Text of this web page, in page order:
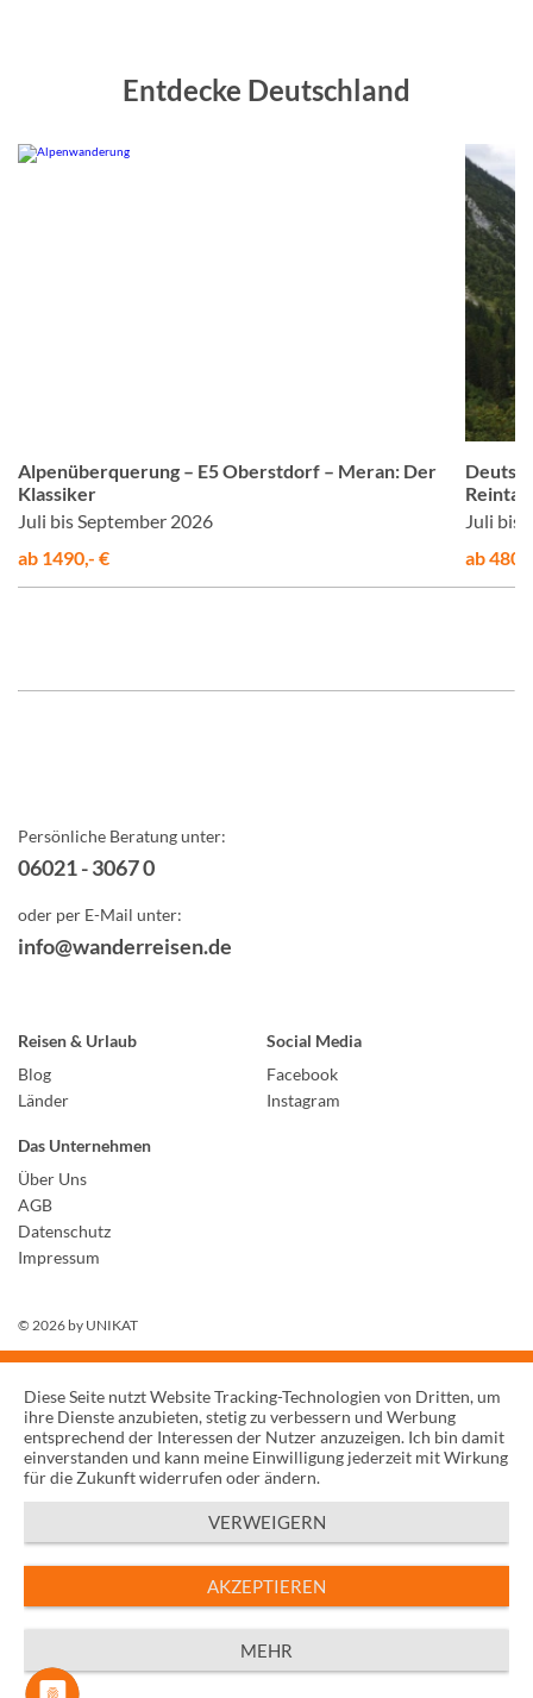
Entdecke Deutschland
Alpenüberquerung – E5 Oberstdorf – Meran: Der
Klassiker
Juli bis September 2026
ab 1490,- €
Reintal
Juli bis
ab
Persönliche Beratung unter:
06021 - 3067 0
oder per E-Mail unter:
info@wanderreisen.de
Reisen & Urlaub
Blog
Länder
Social Media
Facebook
Instagram
Das Unternehmen
Über Uns
AGB
Datenschutz
Impressum
© 2026 by UNIKAT
Diese Seite nutzt Website Tracking-Technologien von Dritten, um
ihre Dienste anzubieten, stetig zu verbessern und Werbung
entsprechend der Interessen der Nutzer anzuzeigen. Ich bin damit
einverstanden und kann meine Einwilligung jederzeit mit Wirkung
für die Zukunft widerrufen oder ändern.
VERWEIGERN
AKZEPTIEREN
MEHR